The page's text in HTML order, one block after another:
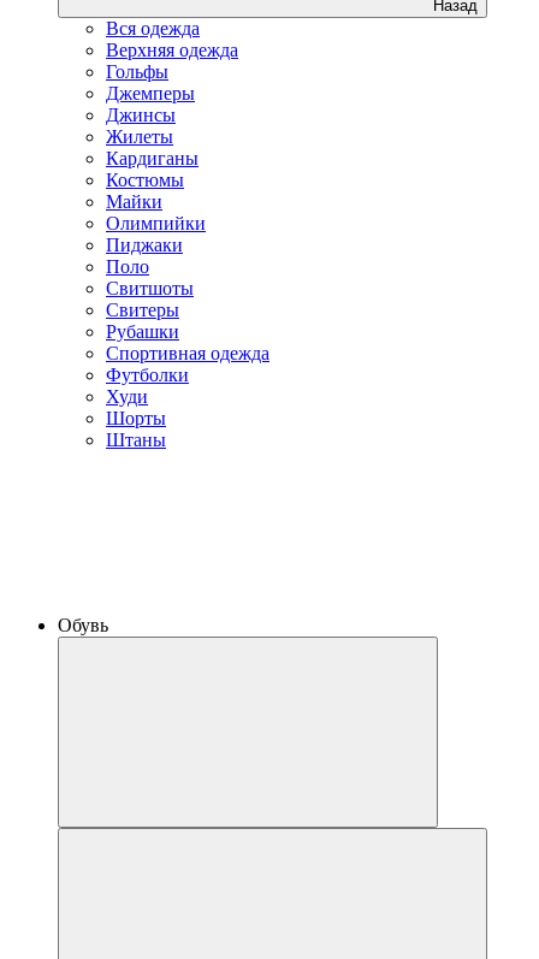
Назад
Вся одежда
Верхняя одежда
Гольфы
Джемперы
Джинсы
Жилеты
Кардиганы
Костюмы
Майки
Олимпийки
Пиджаки
Поло
Свитшоты
Свитеры
Рубашки
Спортивная одежда
Футболки
Худи
Шорты
Штаны
Обувь